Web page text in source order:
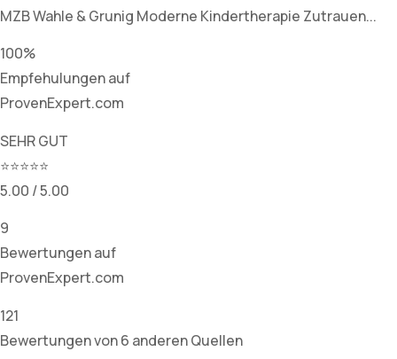
MZB Wahle & Grunig Moderne Kindertherapie Zutrauen...
100%
Empfehulungen auf
ProvenExpert.com
SEHR GUT
⭐⭐⭐⭐⭐
5.00 / 5.00
9
Bewertungen auf
ProvenExpert.com
121
Bewertungen von 6 anderen Quellen